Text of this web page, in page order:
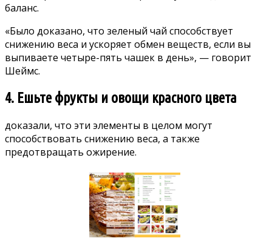
баланс.
«Было доказано, что зеленый чай способствует
снижению веса и ускоряет обмен веществ, если вы
выпиваете четыре-пять чашек в день», — говорит
Шеймс.
4. Ешьте фрукты и овощи красного цвета
доказали, что эти элементы в целом могут
способствовать снижению веса, а также
предотвращать ожирение.